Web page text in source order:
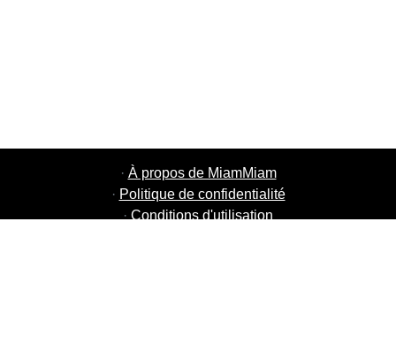
· À propos de MiamMiam
· Politique de confidentialité
· Conditions d'utilisation